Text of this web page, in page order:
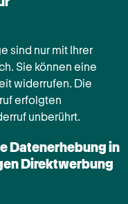
sind nur mit Ihrer
Sie können eine
widerrufen. Die
erfolgten
unberührt.
Datenerhebung in
Direktwerbung